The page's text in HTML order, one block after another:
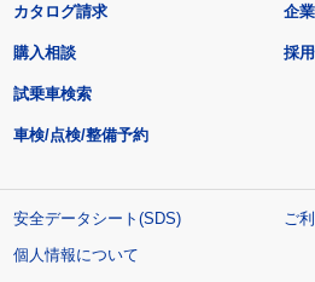
カタログ請求
購入相談
試乗車検索
車検/点検/整備予約
企
採
安全データシート(SDS)
ご
個人情報について